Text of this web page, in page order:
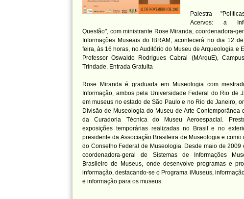
Palestra
Acervos: a
Questão", com ministrante Rose Miranda, coordenadora-
Informações Museais do IBRAM, acontecerá no dia 12
feira, às 16 horas, no Auditório do Museu de Arqueologia e
Professor Oswaldo Rodrigues Cabral (MArquE),
Trindade. Entrada Gratuita
Rose Miranda é graduada em Museologia com
Informação, ambos pela Universidade Federal do Rio de
em museus no estado de São Paulo e no Rio de Janeiro,
Divisão de Museologia do Museu de Arte Contemporânea
da Curadoria Técnica do Museu Aeroespacial.
exposições temporárias realizadas no Brasil e no
presidente da Associação Brasileira de Museologia e como
do Conselho Federal de Museologia. Desde maio de 2009
coordenadora-geral de Sistemas de Informações
Brasileiro de Museus, onde desenvolve programas e
informação, destacando-se o Programa iMuseus,
e informação para os museus.